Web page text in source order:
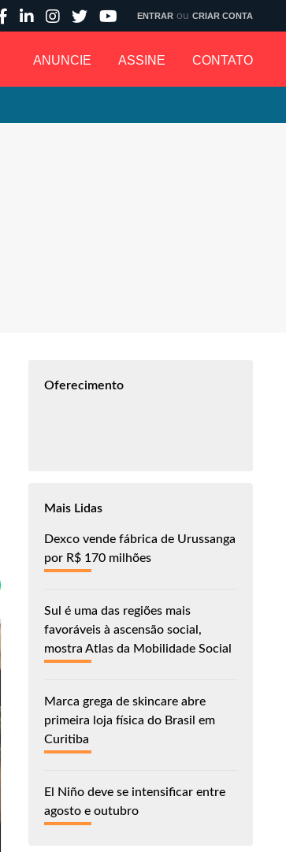
ANUNCIE ASSINE CONTATO
ENTRAR ou CRIAR CONTA
Oferecimento
Mais Lidas
Dexco vende fábrica de Urussanga
por R$ 170 milhões
Sul é uma das regiões mais
favoráveis à ascensão social,
mostra Atlas da Mobilidade Social
Marca grega de skincare abre
primeira loja física do Brasil em
Curitiba
El Niño deve se intensificar entre
agosto e outubro